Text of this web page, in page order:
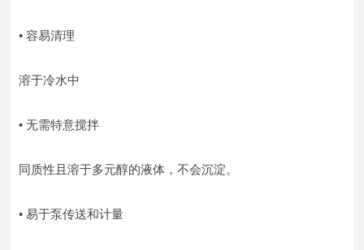
• 容易清理
溶于冷水中
• 无需特意搅拌
同质性且溶于多元醇的液体，不会沉淀。
• 易于泵传送和计量